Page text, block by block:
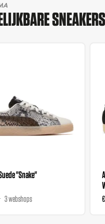
SNEAKERS
Suede "Snake"
3 webshops